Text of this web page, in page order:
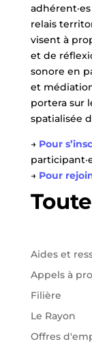
adhérent·es
relais
visent à
et de
sonore en
et
portera sur
spatialisée
→ Pour
→ Pour
Aides et
Appels à
Filière
Le Rayon
Offres